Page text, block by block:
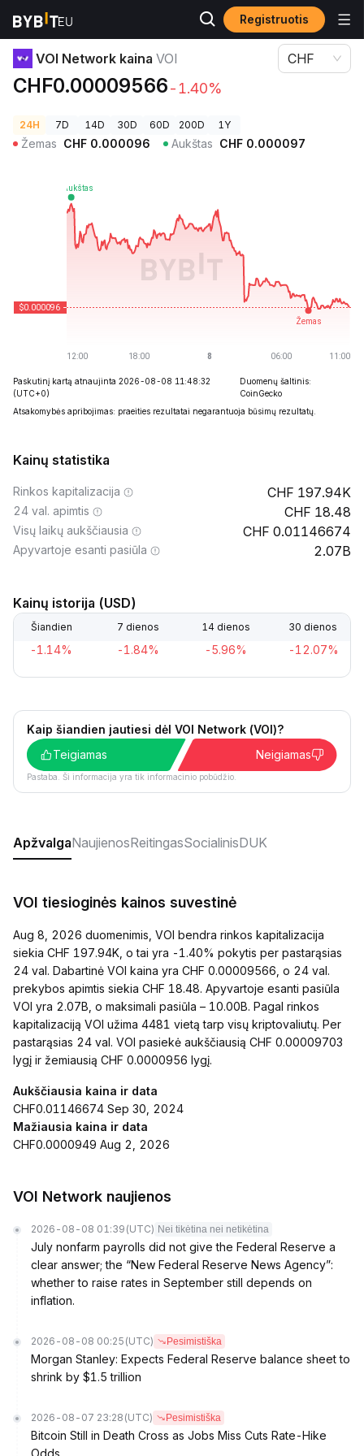
Registruotis
Kriptovaliutų kainos VOI Network kaina VOI
VOI Network kaina VOI
CHF0.00009566-1.40%
CHF
24H 7D 14D 30D 60D 200D 1Y
Žemas CHF 0.000096 Aukštas CHF 0.000097
Paskutinį kartą atnaujinta 2026-08-08 11:48:32
(UTC+0)
Duomenų šaltinis:
CoinGecko
Atsakomybės apribojimas: praeities rezultatai negarantuoja būsimų rezultatų.
Kainų statistika
Rinkos kapitalizacija 197.94K
24 val. apimtis 18.48
Visų laikų aukščiausia 0.01146674
Apyvartoje esanti pasiūla 2.07B
Kainų istorija (USD)
Šiandien 7 dienos 14 dienos 30 dienos
-1.14% -1.84% -5.96% -12.07%
Kaip šiandien jautiesi dėl VOI Network (VOI)?
Teigiamas
Neigiamas
Pastaba. Ši informacija yra tik informacinio pobūdžio.
ApžvalgaNaujienosReitingasSocialinisDUK
VOI tiesioginės kainos suvestinė
Aug 8, 2026 duomenimis, VOI bendra rinkos kapitalizacija
siekia CHF 197.94K, o tai yra -1.40% pokytis per pastarąsias
24 val. Dabartinė VOI kaina yra CHF 0.00009566, o 24 val.
prekybos apimtis siekia CHF 18.48. Apyvartoje esanti pasiūla
VOI yra 2.07B, o maksimali pasiūla – 10.00B. Pagal rinkos
kapitalizaciją VOI užima 4481 vietą tarp visų kriptovaliutų. Per
pastarąsias 24 val. VOI pasiekė aukščiausią CHF 0.00009703
lygį ir žemiausią CHF 0.0000956 lygį.
Aukščiausia kaina ir data
CHF0.01146674 Sep 30, 2024
Mažiausia kaina ir data
CHF0.0000949 Aug 2, 2026
VOI Network naujienos
2026-08-08 01:39 (UTC) Nei tikėtina nei netikėtina
July nonfarm payrolls did not give the Federal Reserve a
clear answer; the “New Federal Reserve News Agency”:
whether to raise rates in September still depends on
inflation.
2026-08-08 00:25 (UTC) Pesimistiška
Morgan Stanley: Expects Federal Reserve balance sheet to
shrink by $1.5 trillion
2026-08-07 23:28 (UTC) Pesimistiška
Bitcoin Still in Death Cross as Jobs Miss Cuts Rate-Hike
Odds